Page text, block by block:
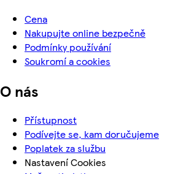
Cena
Nakupujte online bezpečně
Podmínky používání
Soukromí a cookies
O nás
Přístupnost
Podívejte se, kam doručujeme
Poplatek za službu
Nastavení Cookies